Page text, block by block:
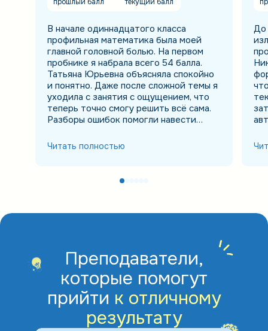
прошлый балл текущий балл
В начале одиннадцатого класса
профильная математика была моей
главной головной болью. На первом
пробнике я набрала всего 54 балла.
Татьяна Юрьевна объясняла спокойно
и понятно. Даже после сложной темы я
уходила с занятия с ощущением, что
теперь точно смогу решить всё сама.
Разборы ошибок помогли навести
хвататься за всё сразу и начала
Когда увидела результат, сначала не
благодарна Татьяне Юрьевне за
Читать полностью
До
Преподаватели,
которые помогут
прийти к отличному
результату